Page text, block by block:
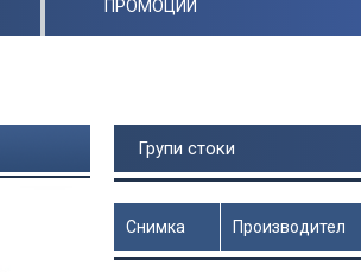
ПРОМОЦИИ
Групи стоки
Снимка Производител